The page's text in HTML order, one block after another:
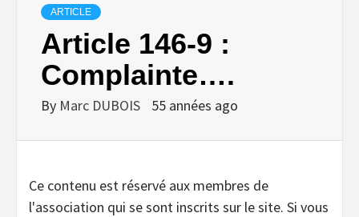
ARTICLE
Article 146-9 :
Complainte….
By Marc DUBOIS 55 années ago
Ce contenu est réservé aux membres de
l'association qui se sont inscrits sur le site. Si vous